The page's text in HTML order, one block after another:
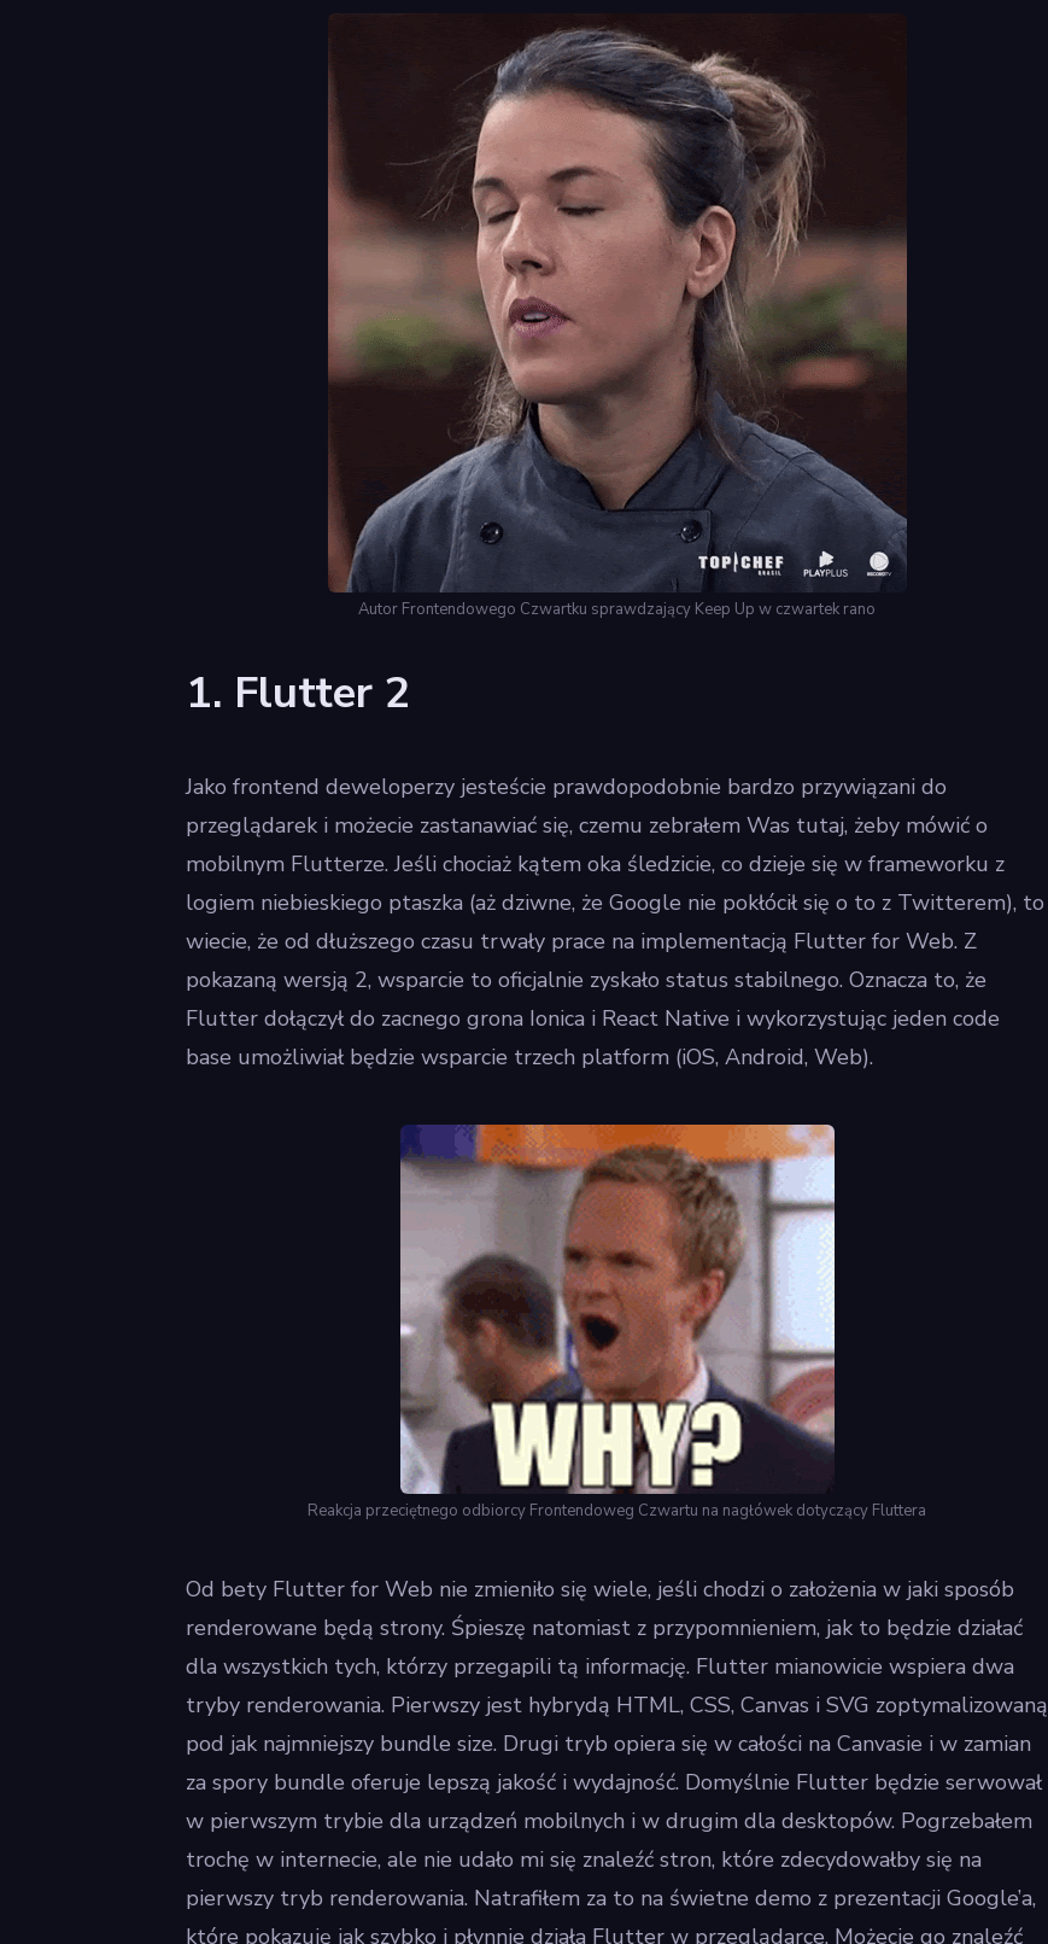
Autor Frontendowego Czwartku sprawdzający Keep Up w czwartek rano
1. Flutter 2
Jako frontend deweloperzy jesteście prawdopodobnie bardzo przywiązani do
przeglądarek i możecie zastanawiać się, czemu zebrałem Was tutaj, żeby mówić o
mobilnym Flutterze. Jeśli chociaż kątem oka śledzicie, co dzieje się w frameworku z
logiem niebieskiego ptaszka (aż dziwne, że Google nie pokłócił się o to z Twitterem), to
wiecie, że od dłuższego czasu trwały prace na implementacją Flutter for Web. Z
pokazaną wersją 2, wsparcie to oficjalnie zyskało status stabilnego. Oznacza to, że
Flutter dołączył do zacnego grona Ionica i React Native i wykorzystując jeden code
base umożliwiał będzie wsparcie trzech platform (iOS, Android, Web).
Reakcja przeciętnego odbiorcy Frontendoweg Czwartu na nagłówek dotyczący Fluttera
Od bety Flutter for Web nie zmieniło się wiele, jeśli chodzi o założenia w jaki sposób
renderowane będą strony. Śpieszę natomiast z przypomnieniem, jak to będzie działać
dla wszystkich tych, którzy przegapili tą informację. Flutter mianowicie wspiera dwa
tryby renderowania. Pierwszy jest hybrydą HTML, CSS, Canvas i SVG zoptymalizowaną
pod jak najmniejszy bundle size. Drugi tryb opiera się w całości na Canvasie i w zamian
za spory bundle oferuje lepszą jakość i wydajność. Domyślnie Flutter będzie serwował
w pierwszym trybie dla urządzeń mobilnych i w drugim dla desktopów. Pogrzebałem
trochę w internecie, ale nie udało mi się znaleźć stron, które zdecydowałby się na
pierwszy tryb renderowania. Natrafiłem za to na świetne demo z prezentacji Google’a,
które pokazuję jak szybko i płynnie działa Flutter w przeglądarce. Możecie go znaleźć